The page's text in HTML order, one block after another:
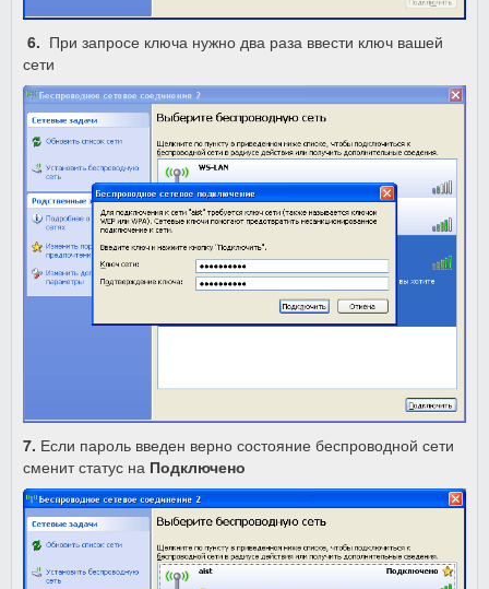
6. При запросе ключа нужно два раза ввести ключ вашей
сети
7. Если пароль введен верно состояние беспроводной сети
сменит статус на Подключено